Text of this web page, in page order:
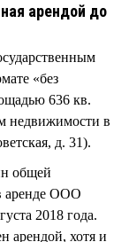
арендой до
«без
636 кв.
недвижимости в
д. 31).
общей
аренде ООО
2018 года.
арендой, хотя и